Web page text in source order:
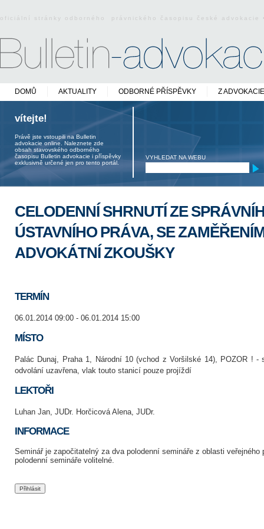
oficiální stránky odborného právnického časopisu české
DOMŮ AKTUALITY ODBORNÉ PŘÍSPĚVKY Z ADVOKACIE
vítejte!
Právě jste vstoupili na Bulletin
advokacie online. Naleznete zde
obsah stavovského odborného
časopisu Bulletin advokacie i příspěvky
exklusivně určené jen pro tento portál.
VYHLEDAT NA WEBU
CELODENNÍ SHRNUTÍ ZE
ÚSTAVNÍHO PRÁVA, SE
ADVOKÁTNÍ ZKOUŠKY
TERMÍN
06.01.2014 09:00 - 06.01.2014 15:00
MÍSTO
Palác Dunaj, Praha 1, Národní 10 (vchod z Voršilské 14), POZOR ! -
odvolání uzavřena, vlak touto stanicí pouze projíždí
LEKTOŘI
Luhan Jan, JUDr. Horčicová Alena, JUDr.
INFORMACE
Seminář je započitatelný za dva polodenní semináře z oblasti veřejného
polodenní semináře volitelné.